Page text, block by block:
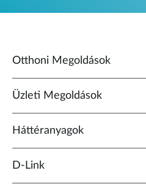
Otthoni Megoldások
Üzleti Megoldások
Háttéranyagok
D‑Link